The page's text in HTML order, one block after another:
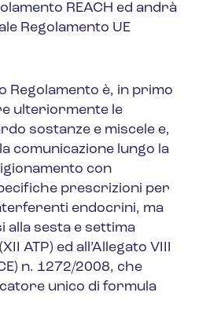
REACH ed andrà
Regolamento UE
Regolamento è, in primo
ulteriormente le
sostanze e miscele e,
comunicazione lungo la
con
prescrizioni per
endocrini, ma
alla sesta e settima
ATP) ed all’Allegato VIII
n. 1272/2008, che
unico di formula